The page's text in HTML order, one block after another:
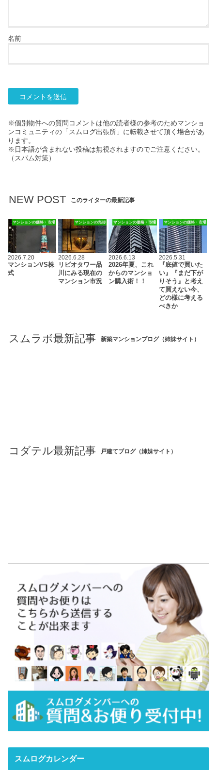
名前
※個別物件への質問コメントは他の読者様の参考のためマンショ
ンコミュニティの「スムログ出張所」に転載させて頂く場合があ
ります。
※日本語が含まれない投稿は無視されますのでご注意ください。
（スパム対策）
NEW POST このライターの最新記事
マンションの価格・市場
2026.7.20
マンションVS株
式
マンションの売却
2026.6.28
リビオタワー品
川にみる現在の
マンション市況
マンションの価格・市場
2026.6.13
2026年夏、これ
からのマンショ
ン購入術！！
マンションの価格・市場
2026.5.31
『底値で買いた
い』『まだ下が
りそう』と考え
て買えない今、
どの様に考える
べきか
スムラボ最新記事 新築マンションブログ（姉妹サイト）
コダテル最新記事 戸建てブログ（姉妹サイト）
スムログカレンダー